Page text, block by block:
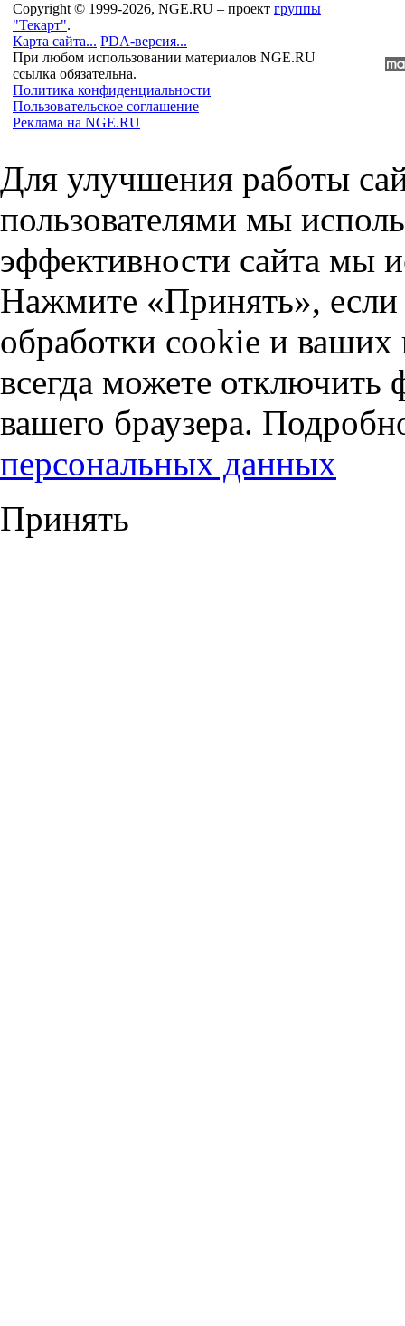
Copyright © 1999-2026, NGE.RU – проект группы
"Текарт".
Карта сайта... PDA-версия...
При любом использовании материалов NGE.RU
ссылка обязательна.
Политика конфиденциальности
Пользовательское соглашение
Реклама на NGE.RU
Для улучшения работы
пользователями мы
эффективности сайта мы
Нажмите «Принять», если
обработки cookie и
всегда можете отключить
вашего браузера.
персональных данных
Принять